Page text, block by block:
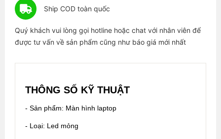
Ship COD toàn quốc
Quý khách vui lòng gọi hotline hoặc chat với nhân viên để
được tư vấn về sản phẩm cũng như báo giá mới nhất
THÔNG SỐ KỸ THUẬT
- Sản phẩm: Màn hình laptop
- Loại: Led mỏng